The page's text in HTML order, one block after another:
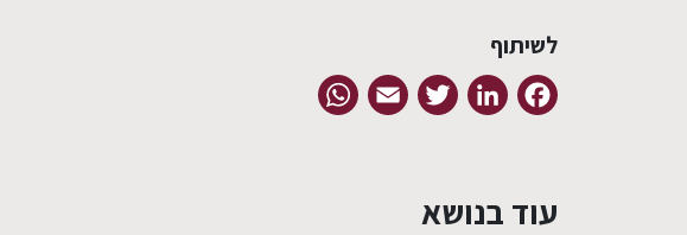
לשיתוף
Facebook
LinkedIn
Twitter
Email
עוד בנושא